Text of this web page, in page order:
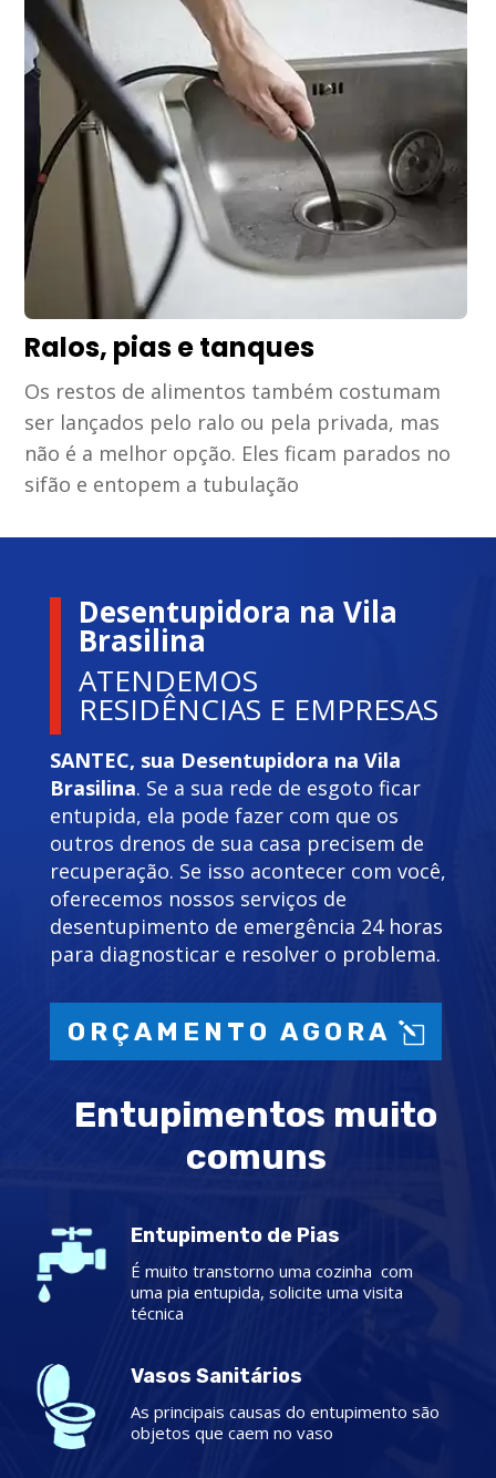
Ralos, pias e tanques
Os restos de alimentos também costumam
ser lançados pelo ralo ou pela privada, mas
não é a melhor opção. Eles ficam parados no
sifão e entopem a tubulação
Desentupidora na Vila
Brasilina
ATENDEMOS
RESIDÊNCIAS E EMPRESAS
SANTEC, sua Desentupidora na Vila
Brasilina. Se a sua rede de esgoto ficar
entupida, ela pode fazer com que os
outros drenos de sua casa precisem de
recuperação. Se isso acontecer com você,
oferecemos nossos serviços de
desentupimento de emergência 24 horas
para diagnosticar e resolver o problema.
ORÇAMENTO AGORA
Entupimentos muito
comuns
Entupimento de Pias
É muito transtorno uma cozinha com
uma pia entupida, solicite uma visita
técnica
Vasos Sanitários
As principais causas do entupimento são
objetos que caem no vaso